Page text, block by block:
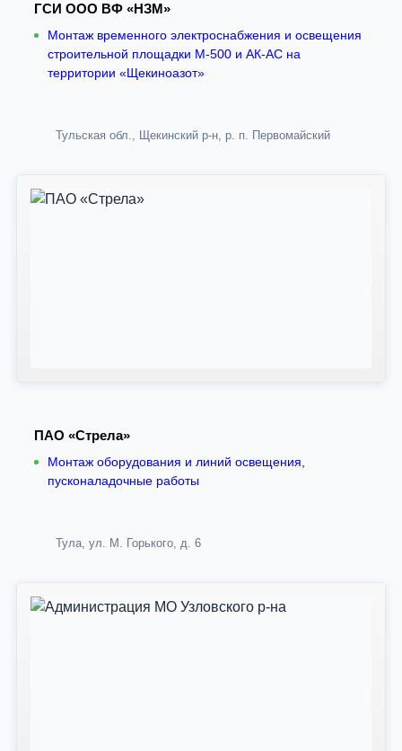
ГСИ ООО ВФ «НЗМ»
Монтаж временного электроснабжения и освещения
строительной площадки М-500 и АК-АС на
территории «Щекиноазот»
Тульская обл., Щекинский р-н, р. п. Первомайский
ПАО «Стрела»
Монтаж оборудования и линий освещения,
пусконаладочные работы
Тула, ул. М. Горького, д. 6